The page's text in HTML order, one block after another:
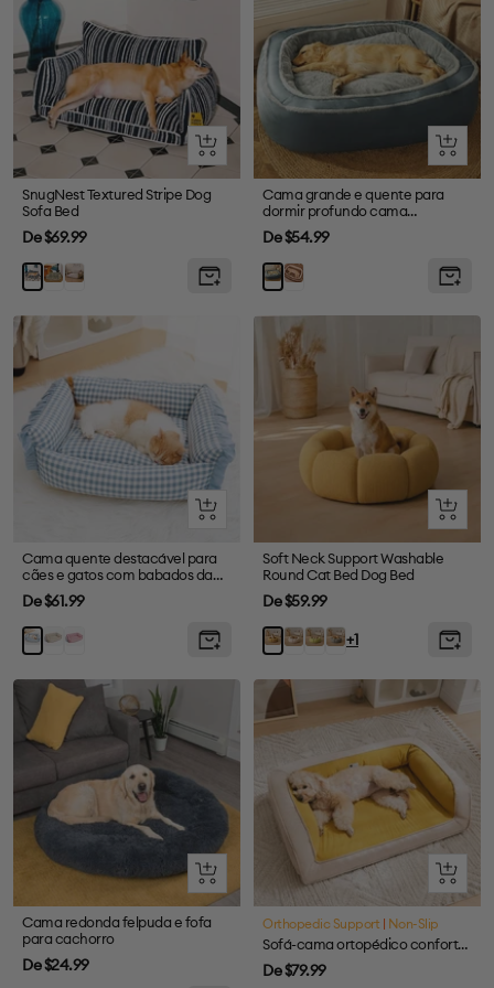
Olhada
rápida
SnugNest Textured Stripe Dog
Sofa Bed
Preço
de
venda
De $69.99
BlueGreenCream
Olhada
rápida
Cama grande e quente para
dormir profundo cama
ortopédica para cães
Preço
de
venda
De $54.99
Azul-Marrom
Olhada
Cama quente destacável para
cães e gatos com babados da
moda
Preço
de
venda
De $61.99
AzulCáqui
Rosa
Olhada
rápida
Soft Neck Support Washable
Round Cat Bed Dog Bed
Preço
de
venda
De $59.99
YellowCreamGreenGrey
+1
Olhada
rápida
Cama redonda felpuda e fofa
para cachorro
Preço
De $24.99
Olhada
rápida
Orthopedic Support Non-Slip
Sofá-cama ortopédico confortável para cães com suporte total Ultimate Lounger
Preço
De $79.99